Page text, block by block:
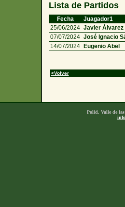
Lista de Partidos
Fecha
Juagador1
25/06/2024 Javier Álvarez
07/07/2024 José Ignacio
14/07/2024
Eugenio Abel
<Volver
Polid. Valle de